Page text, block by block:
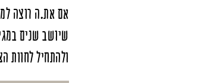
אם את.ה רוצה
שיושב שנים
ולהתחיל לחוות